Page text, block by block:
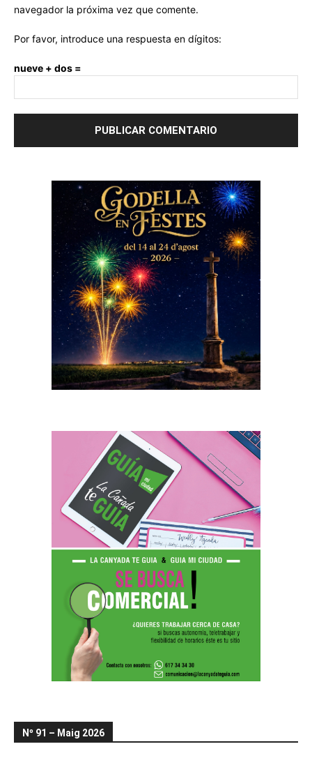
navegador la próxima vez que comente.
Por favor, introduce una respuesta en dígitos:
nueve + dos =
Nº 91 – Maig 2026